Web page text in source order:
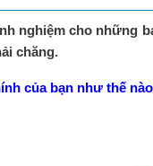
nghiệm cho những
chăng.
của bạn như thế